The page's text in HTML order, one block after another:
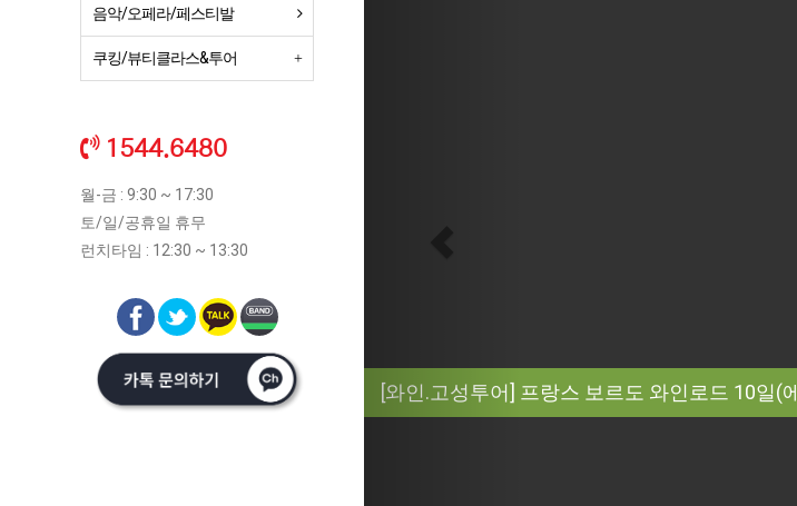
[와인.고성투어] 프랑스 보르도 와인로드 10일(
음악/오페라/페스티발
쿠킹/뷰티클라스&투어
1544.6480
월-금 : 9:30 ~ 17:30
토/일/공휴일 휴무
런치타임 : 12:30 ~ 13:30